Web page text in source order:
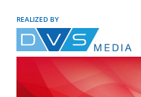
REALIZED BY